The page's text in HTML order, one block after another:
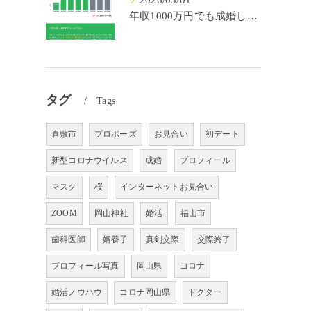
年収1000万円でも成婚しやすいとは限らない? 「年収帯別の成婚率」のリアル
タグ Tags
倉敷市 プロポーズ お見合い 初デート
新型コロナウイルス 成婚 プロフィール
マスク 桜 インターネットお見合い
ZOOM 岡山神社 婚活 福山市
歯科医師 婿養子 真剣交際 交際終了
プロフィール写真 岡山県 コロナ
婚活ノウハウ コロナ岡山県 ドクター